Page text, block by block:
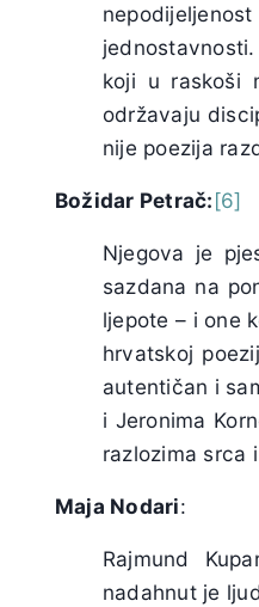
koji u raskoši
održavaju
nije poezija
Božidar Petrač:[6]
Njegova je
sazdana na
ljepote – i one
hrvatskoj
autentičan i
i Jeronima
razlozima srca
Maja Nodari:
Rajmund
nadahnut je